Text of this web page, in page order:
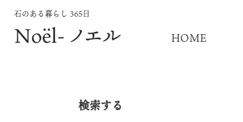
石のある暮らし 365日
HOME
検索する